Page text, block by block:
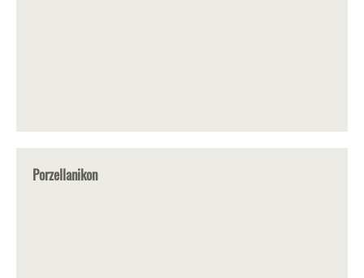
Porzellanikon